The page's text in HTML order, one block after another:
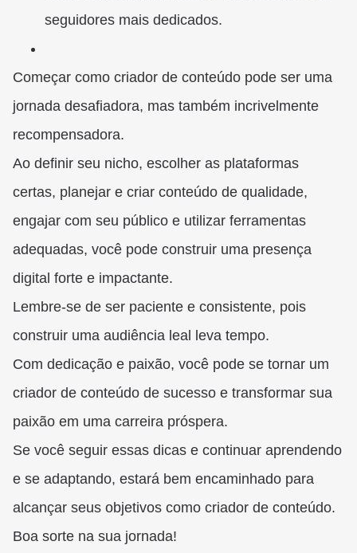
seguidores mais dedicados.
Começar como criador de conteúdo pode ser uma
jornada desafiadora, mas também incrivelmente
recompensadora.
Ao definir seu nicho, escolher as plataformas
certas, planejar e criar conteúdo de qualidade,
engajar com seu público e utilizar ferramentas
adequadas, você pode construir uma presença
digital forte e impactante.
Lembre-se de ser paciente e consistente, pois
construir uma audiência leal leva tempo.
Com dedicação e paixão, você pode se tornar um
criador de conteúdo de sucesso e transformar sua
paixão em uma carreira próspera.
Se você seguir essas dicas e continuar aprendendo
e se adaptando, estará bem encaminhado para
alcançar seus objetivos como criador de conteúdo.
Boa sorte na sua jornada!